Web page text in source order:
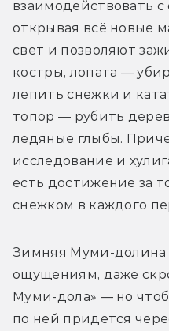
взаимодействовать
открывая всё новые
свет и позволяют
костры, лопата —
лепить снежки и
топор — рубить
ледяные глыбы.
исследование и
есть достижение за
снежком в каждого
Зимняя Муми-долина
ощущениям, даже
Муми-дола» — но
по ней придётся